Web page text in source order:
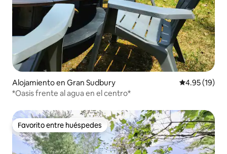
Alojamiento en Gran Sudbury Calificación
4.95 (19)
*Oasis frente al agua en el centro*
Favorito entre huéspedes
Favorito entre huéspedes